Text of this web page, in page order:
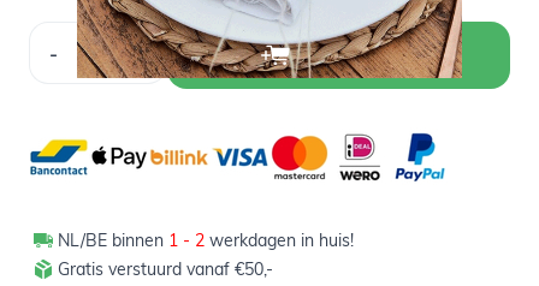
-
Aantal
+ In winkelwagen
NL/BE binnen 1 - 2 werkdagen in huis!
Gratis verstuurd vanaf €50,-